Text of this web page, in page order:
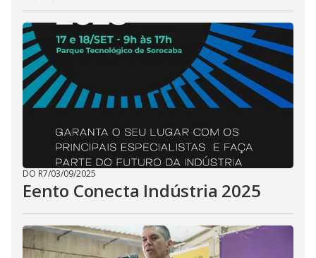
DO R7/03/09/2025
Eento Conecta Indústria 2025